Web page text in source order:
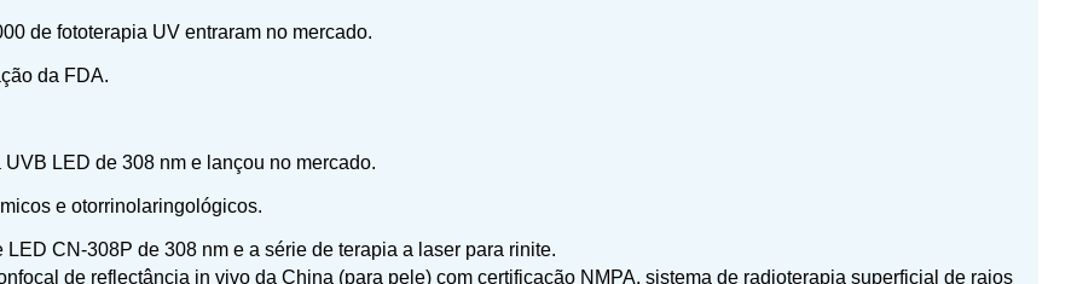
de fototerapia UV entraram no mercado.
da FDA.
LED de 308 nm e lançou no mercado.
e otorrinolaringológicos.
CN-308P de 308 nm e a série de terapia a laser para rinite.
de reflectância in vivo da China (para pele) com certificação NMPA, sistema de radioterapia superficial de raios